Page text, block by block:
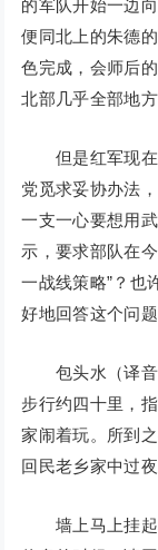
的军队开始一边
便同北上的朱德
色完成，会师后
北部几乎全部地方
但是红军现在
党觅求妥协办法
一支一心要想用
示，要求部队在
一战线策略”？也
好地回答这个问题
包头水（译音
步行约四十里，
家闹着玩。所到
回民老乡家中过夜
墙上马上挂起